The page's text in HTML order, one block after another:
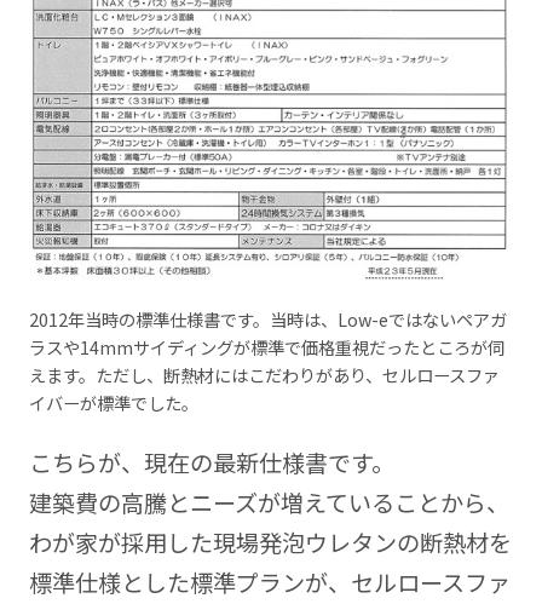
2012年当時の標準仕様書です。当時は、Low-eではないペアガ
ラスや14mmサイディングが標準で価格重視だったところが伺
えます。ただし、断熱材にはこだわりがあり、セルロースファ
イバーが標準でした。
こちらが、現在の最新仕様書です。
建築費の高騰とニーズが増えていることから、
わが家が採用した現場発泡ウレタンの断熱材を
標準仕様とした標準プランが、セルロースファ